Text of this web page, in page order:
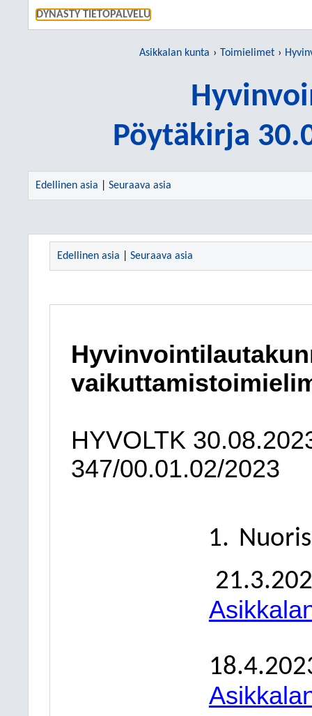
DYNASTY TIETOPALVELU
Asikkalan kunta Toimielimet
Pöytäkirja
Edellinen asia Seuraava asia
Edellinen asia Seuraava asia
HYVOLTK
347/00.01.02/2023